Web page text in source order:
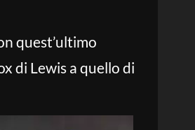
quest’ultimo
di Lewis a quello di